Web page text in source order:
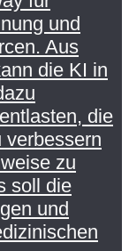
und
Aus
die KI in
die
verbessern
zu
soll die
und